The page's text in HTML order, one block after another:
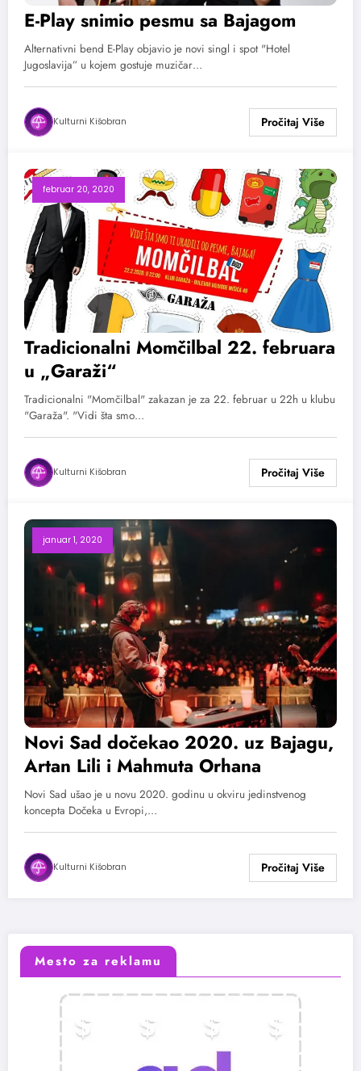
E-Play snimio pesmu sa Bajagom
Alternativni bend E-Play objavio je novi singl i spot "Hotel
Jugoslavija” u kojem gostuje muzičar…
Kulturni Kišobran
februar 20, 2020
Tradicionalni Momčilbal 22. februara
u „Garaži“
Tradicionalni "Momčilbal" zakazan je za 22. februar u 22h u klubu
"Garaža". "Vidi šta smo…
Kulturni Kišobran
januar 1, 2020
Novi Sad dočekao 2020. uz Bajagu,
Artan Lili i Mahmuta Orhana
Novi Sad ušao je u novu 2020. godinu u okviru jedinstvenog
koncepta Dočeka u Evropi,…
Kulturni Kišobran
Mesto za reklamu